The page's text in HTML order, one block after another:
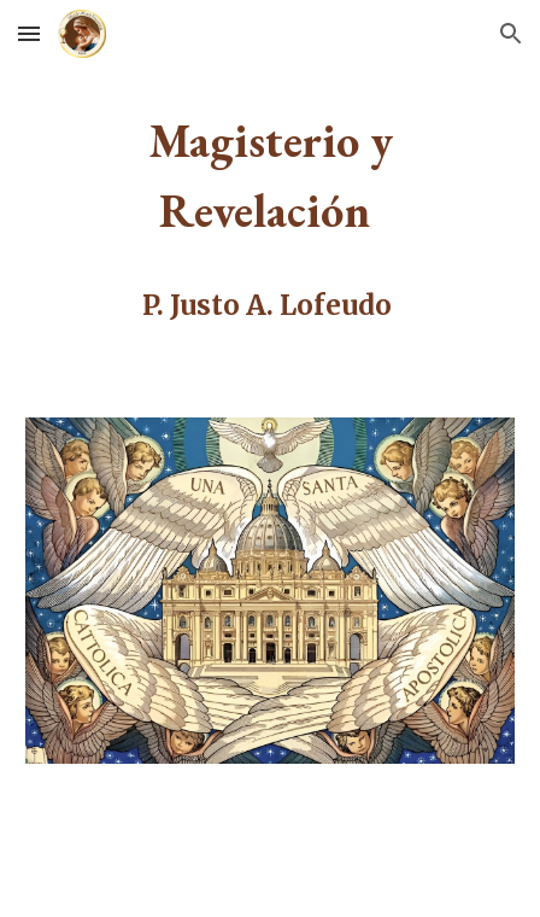
Skip to main content Skip to navigation
Magisterio y
Revelación
P. Justo A. Lofeudo